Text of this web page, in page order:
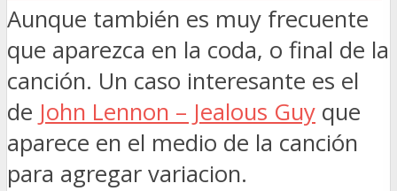
Aunque también es muy frecuente
que aparezca en la coda, o final de la
canción. Un caso interesante es el
de John Lennon – Jealous Guy que
aparece en el medio de la canción
para agregar variacion.